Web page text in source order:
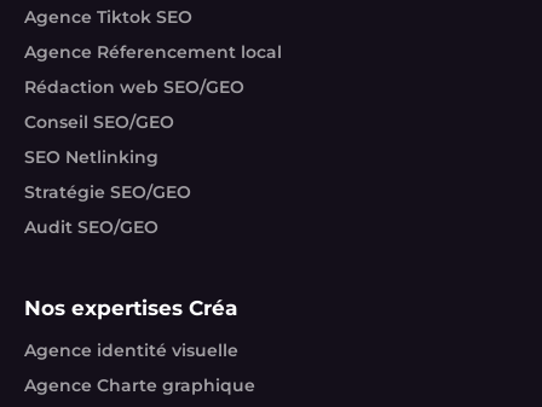
Agence Tiktok SEO
Agence Réferencement local
Rédaction web SEO/GEO
Conseil SEO/GEO
SEO Netlinking
Stratégie SEO/GEO
Audit SEO/GEO
Nos expertises Créa
Agence identité visuelle
Agence Charte graphique